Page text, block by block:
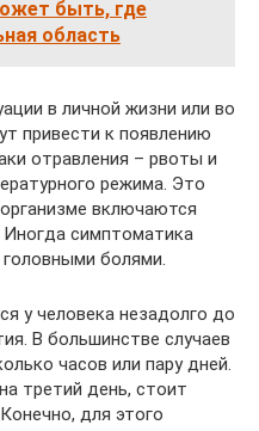
быть, где
область
в личной жизни или во
привести к появлению
отравления – рвоты и
режима. Это
включаются
симптоматика
болями.
у человека незадолго до
В большинстве случаев
часов или пару дней.
третий день, стоит
для этого